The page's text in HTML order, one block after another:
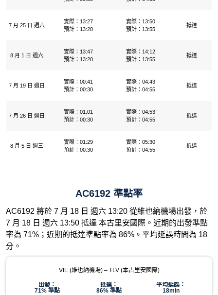
7 月 25 日 週六
實際：13:27
預計：13:20
實際：13:50
預計：13:55
抵達
8 月 1 日 週六
實際：13:47
預計：13:20
實際：14:12
預計：13:55
抵達
7 月 19 日 週日
實際：00:41
預計：00:30
實際：04:43
預計：04:55
抵達
7 月 26 日 週日
實際：01:01
預計：00:30
實際：04:53
預計：04:55
抵達
8 月 5 日 週三
實際：01:29
預計：00:30
實際：05:30
預計：04:55
抵達
AC6192 準點率
AC6192 將於 7 月 18 日 週六 13:20 從維也納機場出發，於
7 月 18 日 週六 13:50 抵達 本古里安國際。近期的出發準點
率為 71%；近期的抵達準點率為 86%。平均延誤時間為 18
分。
VIE (維也納機場) – TLV (本古里安國際)
出發：
71% 準點
抵達：
86% 準點
平均延誤：
18min